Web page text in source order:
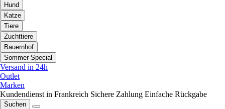
Hund
Katze
Tiere
Zuchttiere
Bauernhof
Sommer-Special
Versand in 24h
Outlet
Marken
Kundendienst in Frankreich Sichere Zahlung Einfache Rückgabe
Suchen